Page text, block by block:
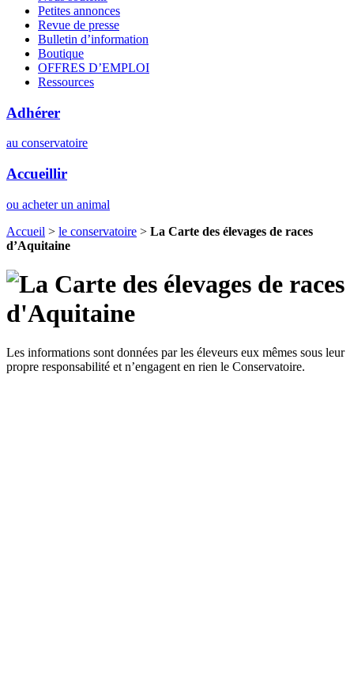
Petites annonces
Revue de presse
Bulletin d’information
Boutique
OFFRES D’EMPLOI
Ressources
Adhérer
au conservatoire
Accueillir
ou acheter un animal
Accueil > le conservatoire > La Carte des élevages de races
d’Aquitaine
Les informations sont données par les éleveurs eux mêmes sous leur
propre responsabilité et n’engagent en rien le Conservatoire.